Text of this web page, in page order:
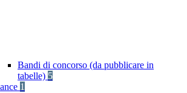
Bandi di concorso (da pubblicare in
tabelle) 5
1